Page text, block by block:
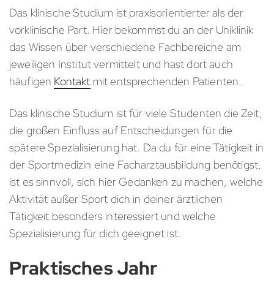
Das klinische Studium ist praxisorientierter als der
vorklinische Part. Hier bekommst du an der Uniklinik
das Wissen über verschiedene Fachbereiche am
jeweiligen Institut vermittelt und hast dort auch
häufigen Kontakt mit entsprechenden Patienten.
Das klinische Studium ist für viele Studenten die Zeit,
die großen Einfluss auf Entscheidungen für die
spätere Spezialisierung hat. Da du für eine Tätigkeit in
der Sportmedizin eine Facharztausbildung benötigst,
ist es sinnvoll, sich hier Gedanken zu machen, welche
Aktivität außer Sport dich in deiner ärztlichen
Tätigkeit besonders interessiert und welche
Spezialisierung für dich geeignet ist.
Praktisches Jahr